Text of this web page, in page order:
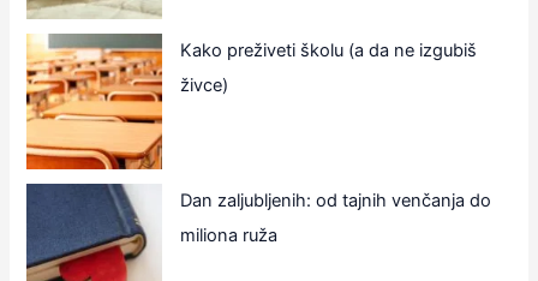
Kako preživeti školu (a da ne izgubiš
živce)
Dan zaljubljenih: od tajnih venčanja do
miliona ruža